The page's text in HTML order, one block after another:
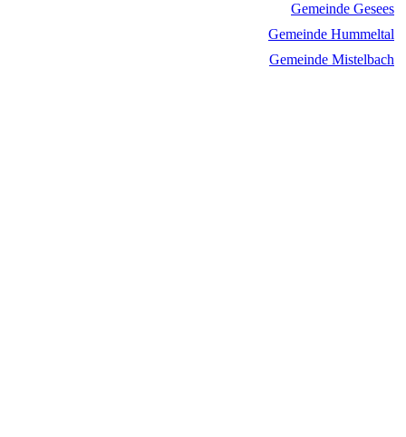
Gemeinde Gesees
Gemeinde Hummeltal
Gemeinde Mistelbach